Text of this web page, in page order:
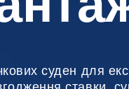
суден для